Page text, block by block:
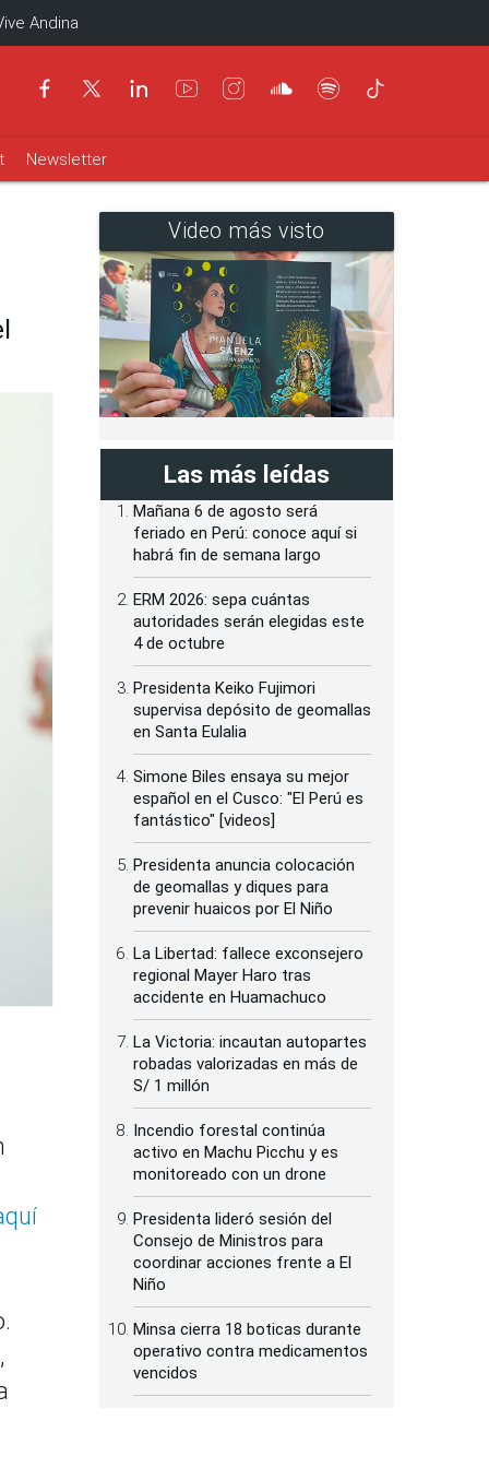
Andina
Newsletter
Video más visto
Las más leídas
Mañana 6 de agosto será
feriado en Perú: conoce aquí si
habrá fin de semana largo
ERM 2026: sepa cuántas
autoridades serán elegidas este
4 de octubre
Presidenta Keiko Fujimori
supervisa depósito de geomallas
en Santa Eulalia
Simone Biles ensaya su mejor
español en el Cusco: "El Perú es
fantástico" [videos]
Presidenta anuncia colocación
de geomallas y diques para
prevenir huaicos por El Niño
La Libertad: fallece exconsejero
regional Mayer Haro tras
accidente en Huamachuco
La Victoria: incautan autopartes
robadas valorizadas en más de
S/ 1 millón
Incendio forestal continúa
activo en Machu Picchu y es
monitoreado con un drone
Presidenta lideró sesión del
Consejo de Ministros para
coordinar acciones frente a El
Niño
Minsa cierra 18 boticas durante
operativo contra medicamentos
vencidos